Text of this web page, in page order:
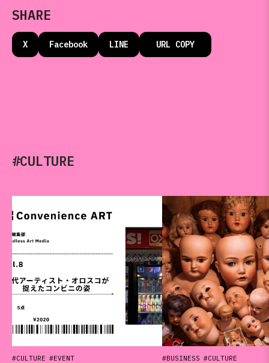
SHARE
X Facebook LINE URL COPY
#CULTURE
#CULTURE #EVENT #BUSINESS #CULTURE